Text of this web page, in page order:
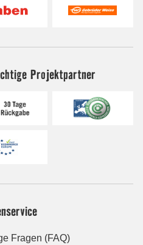
Projektpartner
Fragen (FAQ)